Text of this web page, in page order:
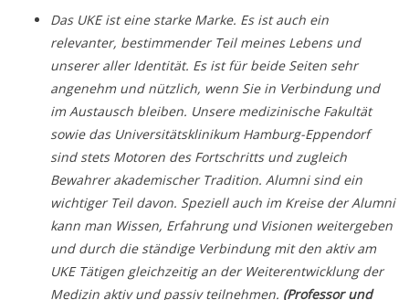
Das UKE ist eine starke Marke. Es ist auch ein
relevanter, bestimmender Teil meines Lebens und
unserer aller Identität. Es ist für beide Seiten sehr
angenehm und nützlich, wenn Sie in Verbindung und
im Austausch bleiben. Unsere medizinische Fakultät
sowie das Universitätsklinikum Hamburg-Eppendorf
sind stets Motoren des Fortschritts und zugleich
Bewahrer akademischer Tradition. Alumni sind ein
wichtiger Teil davon. Speziell auch im Kreise der Alumni
kann man Wissen, Erfahrung und Visionen weitergeben
und durch die ständige Verbindung mit den aktiv am
UKE Tätigen gleichzeitig an der Weiterentwicklung der
Medizin aktiv und passiv teilnehmen. (Professor und